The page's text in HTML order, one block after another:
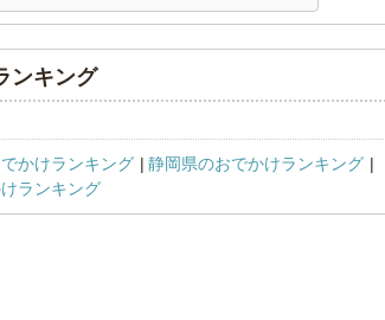
ンキング
かけランキング
静岡県のおでかけランキング
ランキング